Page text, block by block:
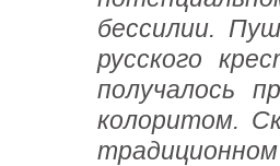
бессилии.
русского
получалось
колоритом.